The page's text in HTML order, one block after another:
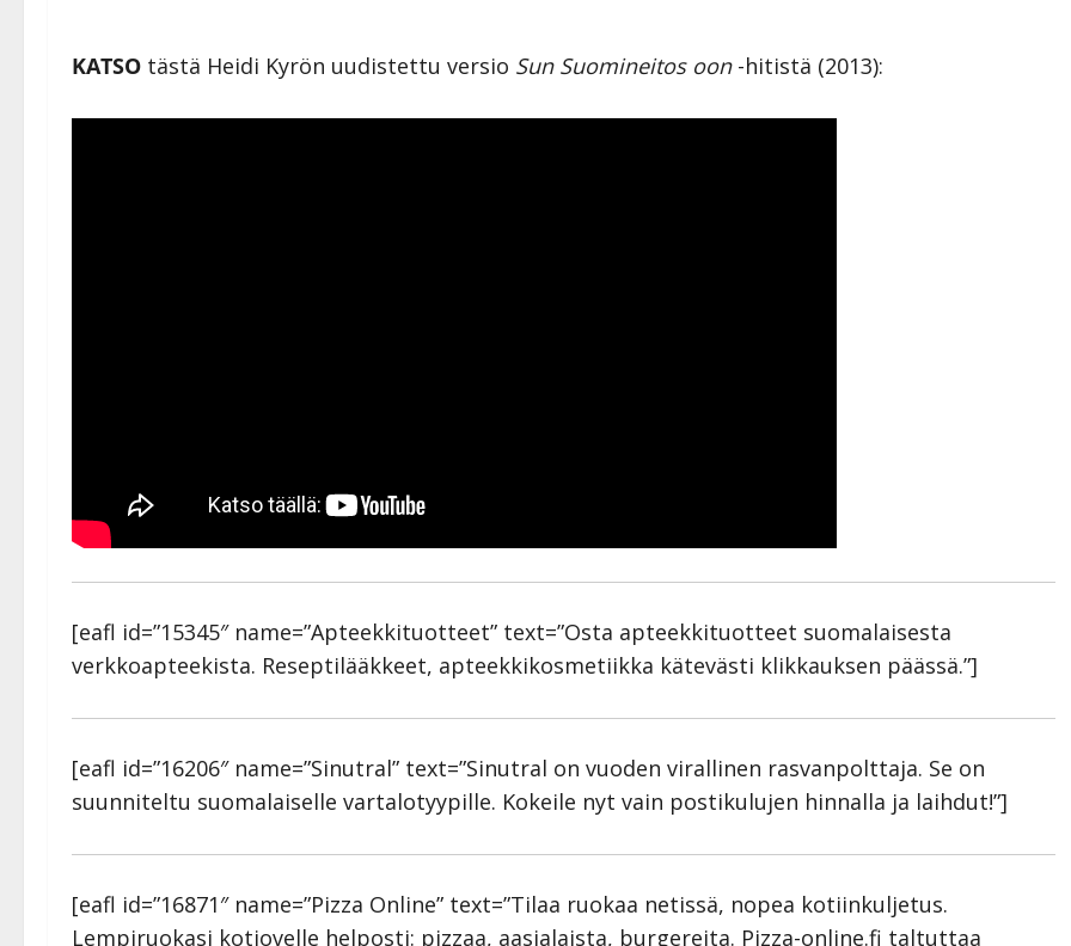
KATSO tästä Heidi Kyrön uudistettu versio Sun Suomineitos oon-hitistä (2013):
[eafl id=”15345″ name=”Apteekkituotteet” text=”Osta apteekkituotteet suomalaisesta
verkkoapteekista. Reseptilääkkeet, apteekkikosmetiikka kätevästi klikkauksen päässä.”]
[eafl id=”16206″ name=”Sinutral” text=”Sinutral on vuoden virallinen rasvanpolttaja. Se on
suunniteltu suomalaiselle vartalotyypille. Kokeile nyt vain postikulujen hinnalla ja laihdut!”]
[eafl id=”16871″ name=”Pizza Online” text=”Tilaa ruokaa netissä, nopea kotiinkuljetus.
Lempiruokasi kotiovelle helposti: pizzaa, aasialaista, burgereita. Pizza-online.fi taltuttaa